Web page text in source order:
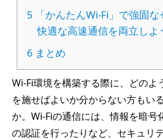
5 「かんたんWi-Fi」で強固
快適な高速通信を両立しよ
6 まとめ
Wi-Fi環境を構築する際に、どのよ
を施せばよいか分からない方もい
か。Wi-Fiの通信には、情報を暗号
の認証を行ったりなど、セキュリ